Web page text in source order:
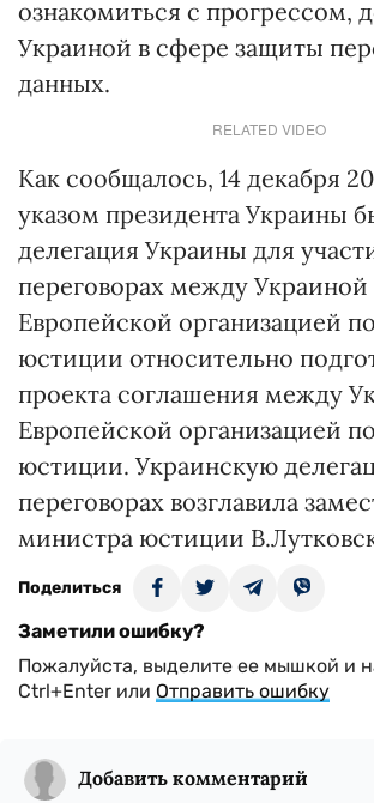
ознакомиться с прогрессом,
Украиной в сфере защиты
данных.
RELATED VIDEO
Как сообщалось, 14 декабря
указом президента Украины
делегация Украины для
переговорах между Украиной
Европейской организацией
юстиции относительно
проекта соглашения между
Европейской организацией
юстиции. Украинскую
переговорах возглавила
министра юстиции
Поделиться
Заметили ошибку?
Пожалуйста, выделите ее мышкой и
Ctrl+Enter или Отправить ошибку
Добавить комментарий